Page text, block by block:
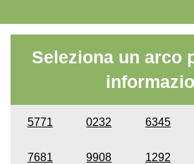
Seleziona un arco
5771 0232 6345
7681 9908 1292